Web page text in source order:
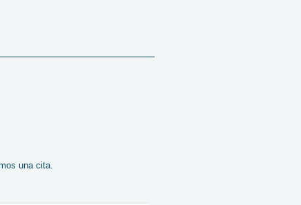
una cita.